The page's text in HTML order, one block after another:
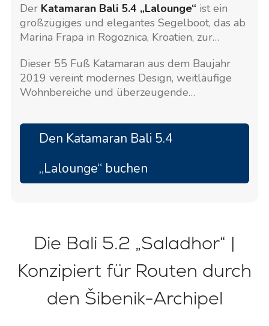
Der Katamaran Bali 5.4 „Lalounge“ ist ein
großzügiges und elegantes Segelboot, das ab
Marina Frapa in Rogoznica, Kroatien, zur
Dieser 55 Fuß Katamaran aus dem Baujahr
2019 vereint modernes Design, weitläufige
Wohnbereiche und überzeugende
exklusives Chartererlebnis in Kroatien.
Den Katamaran Bali 5.4
„Lalounge“ buchen
Die Bali 5.2 „Saladhor“ |
Konzipiert für Routen durch
den Šibenik-Archipel